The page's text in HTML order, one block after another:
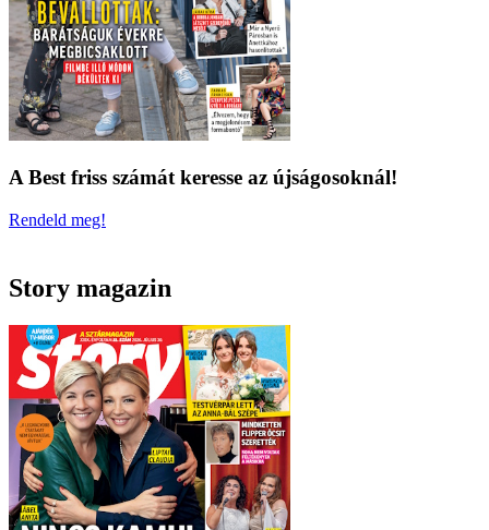
A Best friss számát keresse az újságosoknál!
Rendeld meg!
Story magazin